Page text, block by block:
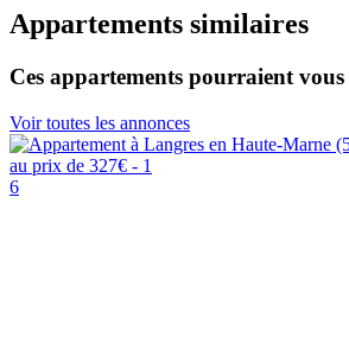
Appartements similaires
Ces appartements pourraient vous
Voir toutes les annonces
6